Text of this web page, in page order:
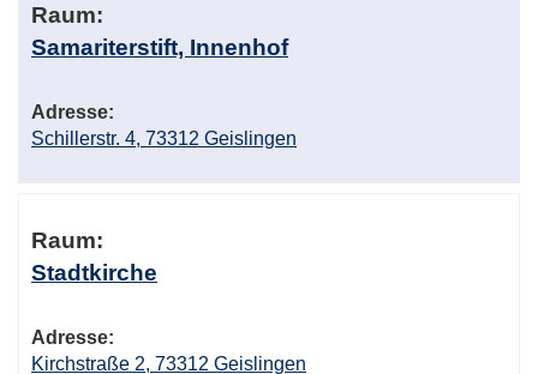
Raum:
Samariterstift, Innenhof
Adresse:
Schillerstr. 4, 73312 Geislingen
Raum:
Stadtkirche
Adresse:
Kirchstraße 2, 73312 Geislingen